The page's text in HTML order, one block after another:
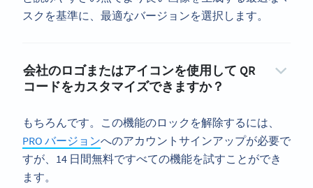
スクを基準に、最適なバージョンを選択します。
会社のロゴまたはアイコンを使用して QR
コードをカスタマイズできますか？
もちろんです。この機能のロックを解除するには、
PRO バージョンへのアカウントサインアップが必要で
すが、14 日間無料ですべての機能を試すことができ
ます。